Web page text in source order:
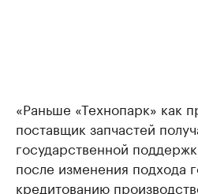
«Раньше «Технопарк» как
поставщик запчастей
государственной
после изменения подхода
кредитованию